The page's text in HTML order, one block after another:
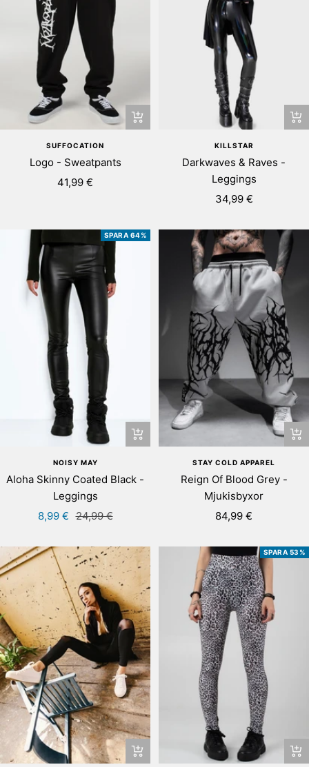
Snabbtitta
SUFFOCATION
Logo - Sweatpants
Rea-
41,99 €
KILLSTAR
Darkwaves & Raves -
Leggings
Rea-
34,99 €
SPARA 64%
Snabbtitta
NOISY MAY
Aloha Skinny Coated Black -
Leggings
Rea-
8,99 € Pris
24,99 €
STAY COLD APPAREL
Reign Of Blood Grey -
Mjukisbyxor
Rea-
84,99 €
Snabbtitta
SPARA 53%